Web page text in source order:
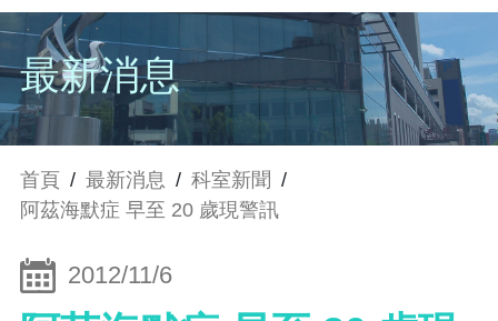
最新消息
首頁 / 最新消息 / 科室新聞 /
阿茲海默症 早至 20 歲現警訊
2012/11/6